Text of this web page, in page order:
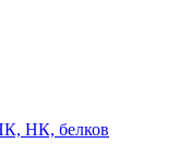
НК, белков